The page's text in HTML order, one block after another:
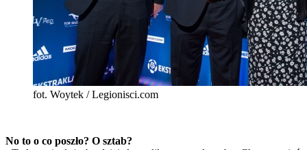
fot. Woytek / Legionisci.com
No to o co poszło? O sztab?